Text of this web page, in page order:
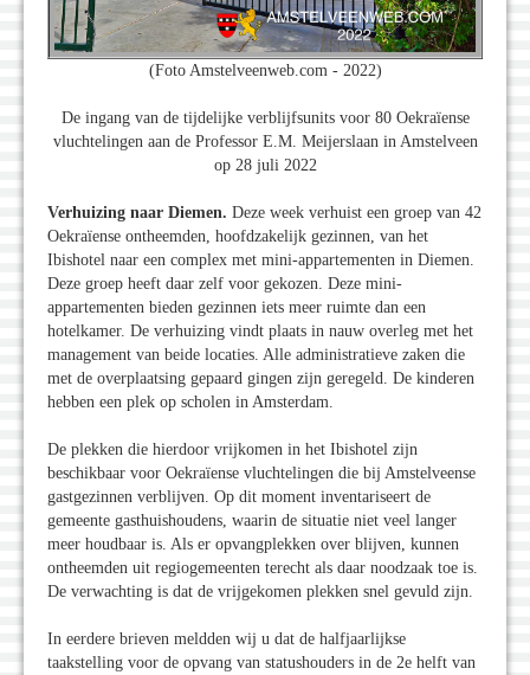
(Foto Amstelveenweb.com - 2022)
De ingang van de tijdelijke verblijfsunits voor 80 Oekraïense
vluchtelingen aan de Professor E.M. Meijerslaan in Amstelveen
op 28 juli 2022
Verhuizing naar Diemen. Deze week verhuist een groep van 42
Oekraïense ontheemden, hoofdzakelijk gezinnen, van het
Ibishotel naar een complex met mini-appartementen in Diemen.
Deze groep heeft daar zelf voor gekozen. Deze mini-
appartementen bieden gezinnen iets meer ruimte dan een
hotelkamer. De verhuizing vindt plaats in nauw overleg met het
management van beide locaties. Alle administratieve zaken die
met de overplaatsing gepaard gingen zijn geregeld. De kinderen
hebben een plek op scholen in Amsterdam.
De plekken die hierdoor vrijkomen in het Ibishotel zijn
beschikbaar voor Oekraïense vluchtelingen die bij Amstelveense
gastgezinnen verblijven. Op dit moment inventariseert de
gemeente gasthuishoudens, waarin de situatie niet veel langer
meer houdbaar is. Als er opvangplekken over blijven, kunnen
ontheemden uit regiogemeenten terecht als daar noodzaak toe is.
De verwachting is dat de vrijgekomen plekken snel gevuld zijn.
In eerdere brieven meldden wij u dat de halfjaarlijkse
taakstelling voor de opvang van statushouders in de 2e helft van